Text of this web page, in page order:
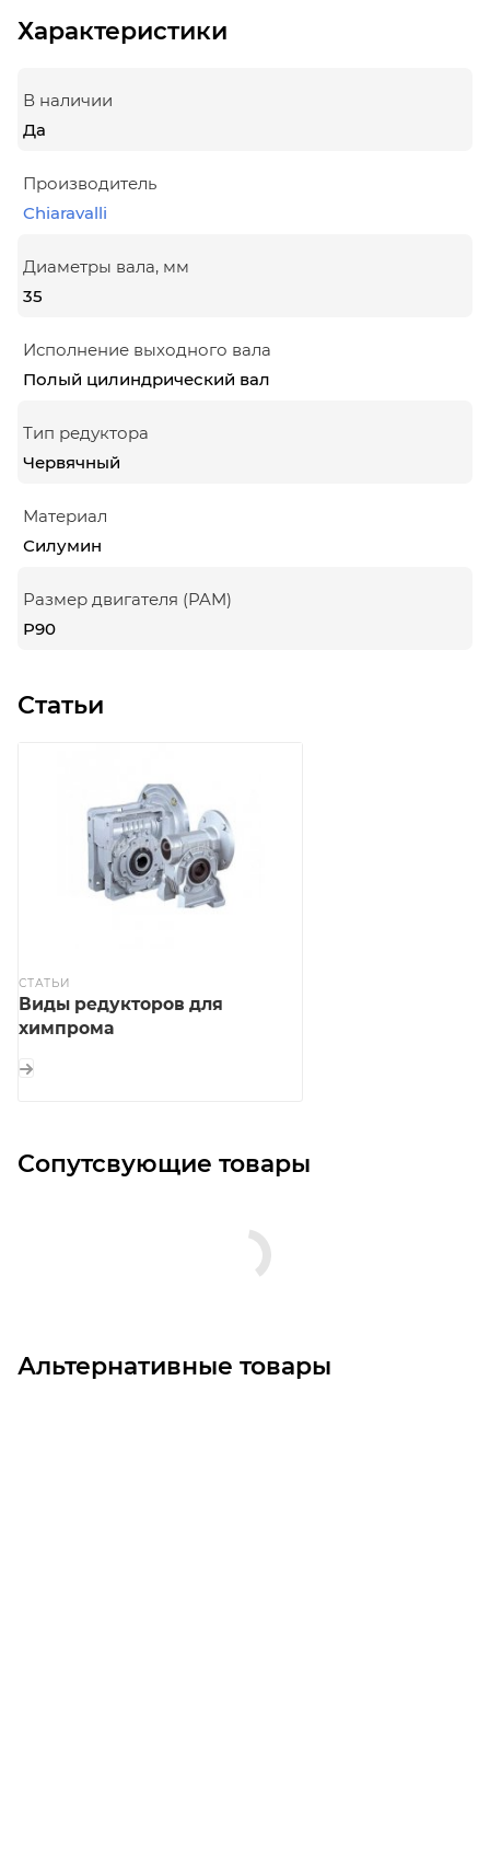
Характеристики
В наличии
Да
Производитель
Chiaravalli
Диаметры вала, мм
35
Исполнение выходного вала
Полый цилиндрический вал
Тип редуктора
Червячный
Материал
Силумин
Размер двигателя (PAM)
P90
Статьи
СТАТЬИ
Виды редукторов для
химпрома
Сопутсвующие товары
Альтернативные товары